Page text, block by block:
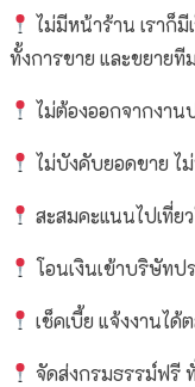
ไม่มีหน้าร้าน เราก็
ทั้งการขาย และขยายที
ไม่ต้องออกจากงาน
ไม่บังคับยอดขาย ไ
สะสมคะแนนไปเที่ย
โอนเงินเข้าบริษัทป
เช็คเบี้ย แจ้งงานไ
จัดส่งกรมธรรม์ฟรี